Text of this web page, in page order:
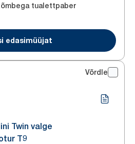
tualettpaber
edasimüüjat
Võrdle
Twin valge
T9